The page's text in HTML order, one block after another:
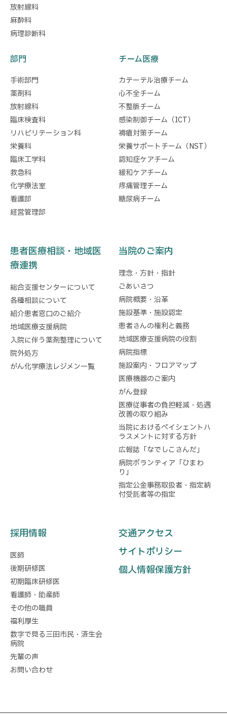
放射線科
麻酔科
病理診断科
部門
手術部門
薬剤科
放射線科
臨床検査科
リハビリテーション科
栄養科
臨床工学科
救急科
化学療法室
看護部
経営管理部
チーム医療
カテーテル治療チーム
心不全チーム
不整脈チーム
感染制御チーム（ICT）
褥瘡対策チーム
栄養サポートチーム（NST）
認知症ケアチーム
緩和ケアチーム
疼痛管理チーム
糖尿病チーム
患者医療相談・地域医
療連携
総合支援センターについて
各種相談について
紹介患者窓口のご紹介
地域医療支援病院
入院に伴う薬剤整理について
院外処方
がん化学療法レジメン一覧
当院のご案内
理念・方針・指針
ごあいさつ
病院概要・沿革
施設基準・施設認定
患者さんの権利と義務
地域医療支援病院の役割
病院指標
施設案内・フロアマップ
医療機器のご案内
がん登録
医療従事者の負担軽減・処遇
改善の取り組み
当院におけるペイシェントハ
ラスメントに対する方針
広報誌「なでしこさんだ」
病院ボランティア「ひまわ
り」
指定公金事務取扱者・指定納
付受託者等の指定
採用情報
医師
後期研修医
初期臨床研修医
看護師・助産師
その他の職員
福利厚生
数字で見る三田市民・済生会
病院
先輩の声
お問い合わせ
交通アクセス
サイトポリシー
個人情報保護方針